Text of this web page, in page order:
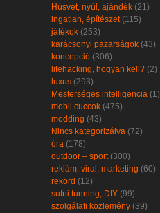
Húsvét, nyúl, ajándék (21)
ingatlan, építészet(115)
játékok (253)
karácsonyi pazarságok (43)
koncepció (306)
lifehacking, hogyan kell? (2)
luxus (293)
Mesterséges intelligencia (1)
mobil cuccok (475)
modding (43)
Nincs kategorizálva (72)
óra (178)
outdoor – sport(300)
reklám, viral, marketing (60)
rekord (12)
sufni tunning, DIY (99)
szolgálati közlemény (39)